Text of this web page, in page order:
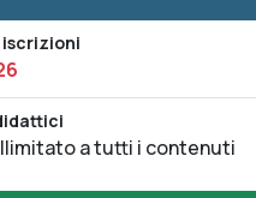
a tutti i contenuti